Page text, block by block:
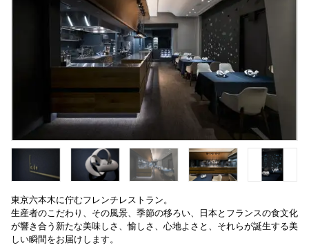
東京六本木に佇むフレンチレストラン。
生産者のこだわり、その風景、季節の移ろい、日本とフランスの食文化
が響き合う新たな美味しさ、愉しさ、心地よさと、それらが誕生する美
しい瞬間をお届けします。